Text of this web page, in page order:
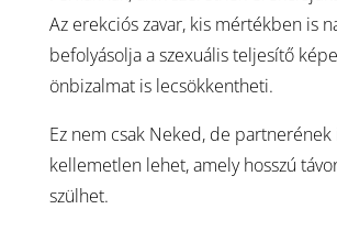
Az erekciós zavar, kis mértékben is
befolyásolja a szexuális teljesítő
önbizalmat is lecsökkentheti.
Ez nem csak Neked, de partnerének
kellemetlen lehet, amely hosszú
szülhet.